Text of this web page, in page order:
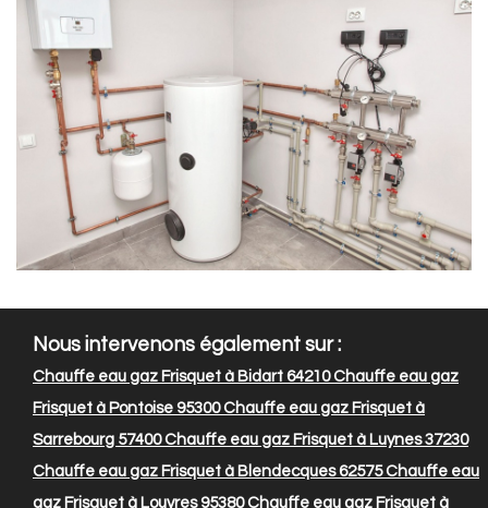
Nous intervenons également sur :
Chauffe eau gaz Frisquet à Bidart 64210Chauffe eau gaz
Frisquet à Pontoise 95300Chauffe eau gaz Frisquet à
Sarrebourg 57400Chauffe eau gaz Frisquet à Luynes 37230
Chauffe eau gaz Frisquet à Blendecques 62575Chauffe eau
gaz Frisquet à Louvres 95380Chauffe eau gaz Frisquet à